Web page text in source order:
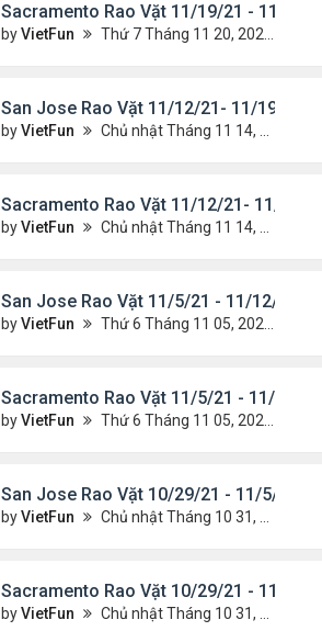
Sacramento Rao Vặt 11/19/21 - 11/26/21
byVietFun Thứ 7 Tháng 11 20, 2021 10:22 am
San Jose Rao Vặt 11/12/21- 11/19/21
byVietFun Chủ nhật Tháng 11 14, 2021 8:16 pm
Sacramento Rao Vặt 11/12/21- 11/19/21
byVietFun Chủ nhật Tháng 11 14, 2021 8:13 pm
San Jose Rao Vặt 11/5/21 - 11/12/21
byVietFun Thứ 6 Tháng 11 05, 2021 11:39 am
Sacramento Rao Vặt 11/5/21 - 11/12/21
byVietFun Thứ 6 Tháng 11 05, 2021 11:30 am
San Jose Rao Vặt 10/29/21 - 11/5/21
byVietFun Chủ nhật Tháng 10 31, 2021 12:19 pm
Sacramento Rao Vặt 10/29/21 - 11/5/21
byVietFun Chủ nhật Tháng 10 31, 2021 11:59 am